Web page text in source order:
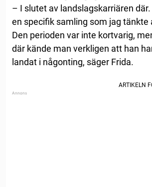
– I slutet av landslagskarriären
en specifik samling som jag tänkte
Den perioden var inte kortvarig,
där kände man verkligen att han
landat i någonting, säger Frida.